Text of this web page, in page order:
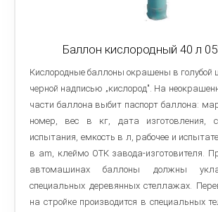
Баллон кислородный 40 л
Кислородные баллоны окрашены в голубой
черной надписью „кислород". На
части баллона выбит паспорт баллона:
номер, вес в кг, дата изготовления,
испытания, емкость в л, рабочее и
в am, клеймо ОТК завода-изготовителя.
автомашинах баллоны должны
специальных деревянных стеллажах.
на стройке производится в специальных